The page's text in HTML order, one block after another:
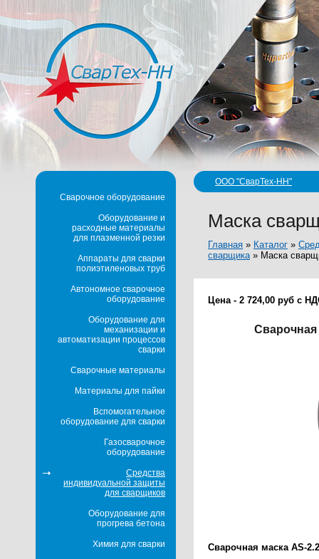
ООО "СварТех-НН"
Маска
Главная » Каталог »
сварщика» Маска
Цена - 2 724,00 руб с
Сварочная
Сварочная маска AS-
Сварочное оборудование
Оборудование и
расходные материалы
для плазменной резки
Аппараты для сварки
полиэтиленовых труб
Автономное сварочное
оборудование
Оборудование для
механизации и
автоматизации процессов
сварки
Сварочные материалы
Материалы для пайки
Вспомогательное
оборудование для сварки
Газосварочное
оборудование
Средства
индивидуальной защиты
для сварщиков
Оборудование для
прогрева бетона
Химия для сварки